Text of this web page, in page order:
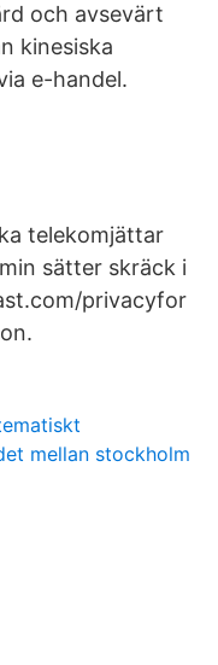
och avsevärt
kinesiska
e-handel.
telekomjättar
sätter skräck i
privacyfor
mellan stockholm